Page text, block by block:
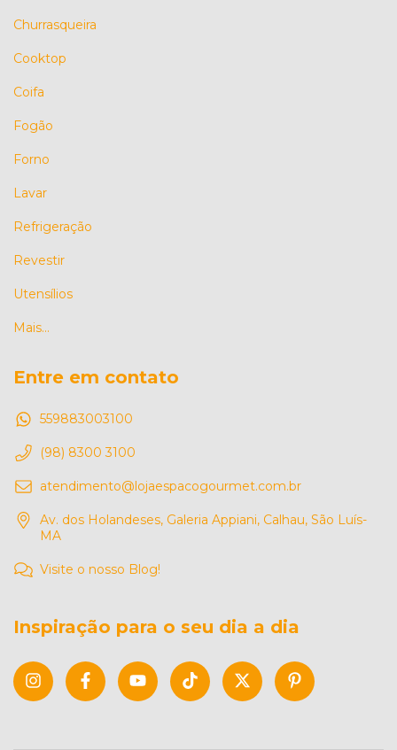
Churrasqueira
Cooktop
Coifa
Fogão
Forno
Lavar
Refrigeração
Revestir
Utensílios
Mais...
Entre em contato
559883003100
(98) 8300 3100
atendimento@lojaespacogourmet.com.br
Av. dos Holandeses, Galeria Appiani, Calhau, São Luís-
MA
Visite o nosso Blog!
Inspiração para o seu dia a dia